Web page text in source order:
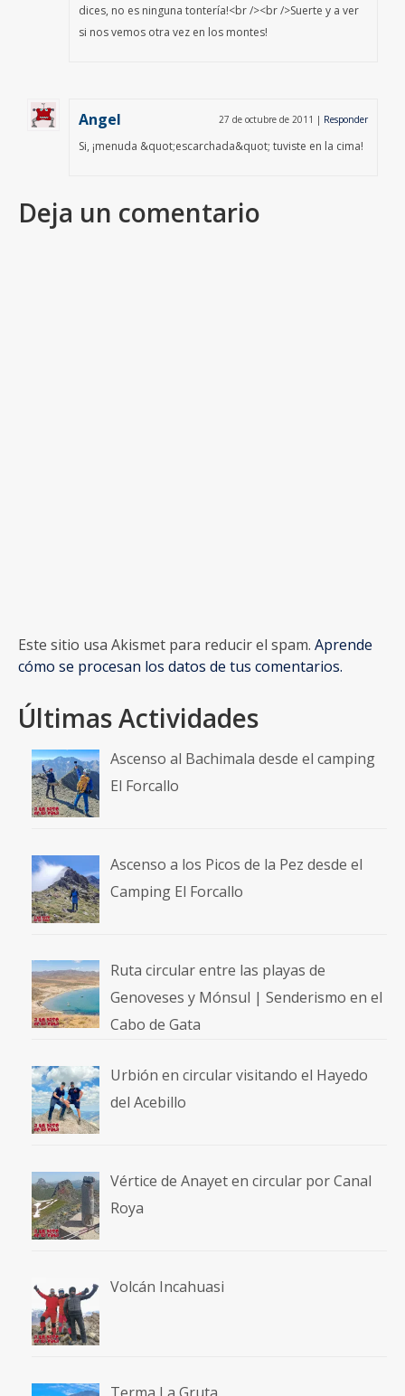
dices, no es ninguna tontería!<br /><br />Suerte y a ver
si nos vemos otra vez en los montes!
Angel 27 de octubre de 2011 | Responder
Si, ¡menuda &quot;escarchada&quot; tuviste en la cima!
Deja un comentario
Este sitio usa Akismet para reducir el spam. Aprende
cómo se procesan los datos de tus comentarios.
Últimas Actividades
Ascenso al Bachimala desde el camping
El Forcallo
Ascenso a los Picos de la Pez desde el
Camping El Forcallo
Ruta circular entre las playas de
Genoveses y Mónsul | Senderismo en el
Cabo de Gata
Urbión en circular visitando el Hayedo
del Acebillo
Vértice de Anayet en circular por Canal
Roya
Volcán Incahuasi